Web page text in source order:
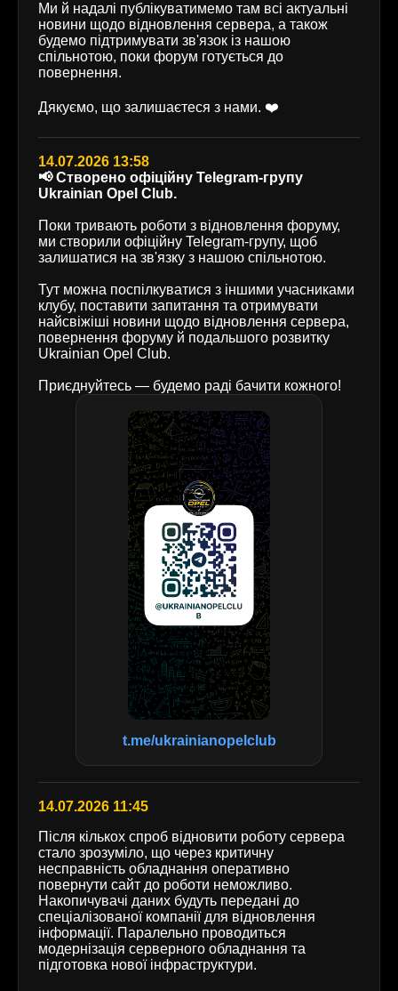
Ми й надалі публікуватимемо там всі актуальні
новини щодо відновлення сервера, а також
будемо підтримувати зв'язок із нашою
спільнотою, поки форум готується до
повернення.
Дякуємо, що залишаєтеся з нами. ❤️
14.07.2026 13:58
📢 Створено офіційну Telegram-групу
Ukrainian Opel Club.
Поки тривають роботи з відновлення форуму,
ми створили офіційну Telegram-групу, щоб
залишатися на зв'язку з нашою спільнотою.
Тут можна поспілкуватися з іншими учасниками
клубу, поставити запитання та отримувати
найсвіжіші новини щодо відновлення сервера,
повернення форуму й подальшого розвитку
Ukrainian Opel Club.
Приєднуйтесь — будемо раді бачити кожного!
t.me/ukrainianopelclub
14.07.2026 11:45
Після кількох спроб відновити роботу сервера
стало зрозуміло, що через критичну
несправність обладнання оперативно
повернути сайт до роботи неможливо.
Накопичувачі даних будуть передані до
спеціалізованої компанії для відновлення
інформації. Паралельно проводиться
модернізація серверного обладнання та
підготовка нової інфраструктури.